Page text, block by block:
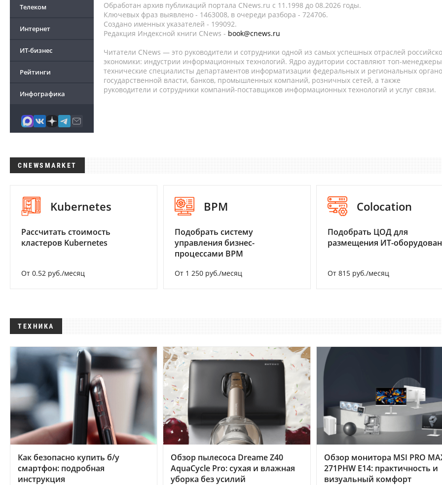
Телеком
Интернет
ИТ-бизнес
Рейтинги
Инфографика
Обработан архив публикаций портала CNews.ru c 11.1998 до 08.2026 годы.
Ключевых фраз выявлено - 1463008, в очереди разбора - 724706.
Создано именных указателей - 199092.
Редакция Индексной книги CNews - book@cnews.ru
Читатели CNews — это руководители и сотрудники одной из самых успешных отраслей
экономики: индустрии информационных технологий. Ядро аудитории составляют топ-
технические специалисты департаментов информатизации федеральных и региональных
государственной власти, банков, промышленных компаний, розничных сетей, а также
руководители и сотрудники компаний-поставщиков информационных технологий и услуг связи.
CNEWSMARKET
Kubernetes
Рассчитать стоимость
кластеров Kubernetes
От 0.52 руб./месяц
BPM
Подобрать систему
управления бизнес-
процессами BPM
От 1 250 руб./месяц
Colocation
Подобрать ЦОД для
размещения ИТ-
От 815 руб./месяц
ТЕХНИКА
Как безопасно купить б/у
смартфон: подробная
инструкция
Обзор пылесоса Dreame Z40
AquaCycle Pro: сухая и влажная
уборка без усилий
Обзор монитора MSI PRO
271PHW E14: практичность и
визуальный комфорт